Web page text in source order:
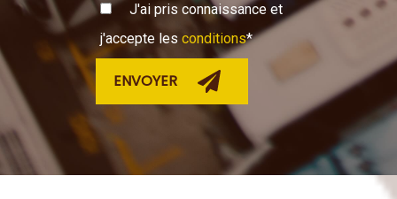
J'ai pris connaissance et
j'accepte les conditions*
ENVOYER